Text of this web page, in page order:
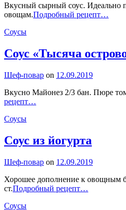
Вкусный сырный соус. Идеально
овощам.Подробный рецепт…
Categories
Соусы
Соус «Тысяча
By
Шеф-повар on 12.09.2019
Вкусно Майонез 2/3 бан. Пюре
рецепт…
Categories
Соусы
Соус из йогурта
By
Шеф-повар on 12.09.2019
Хорошее дополнение к овощным
ст.Подробный рецепт…
Categories
Соусы